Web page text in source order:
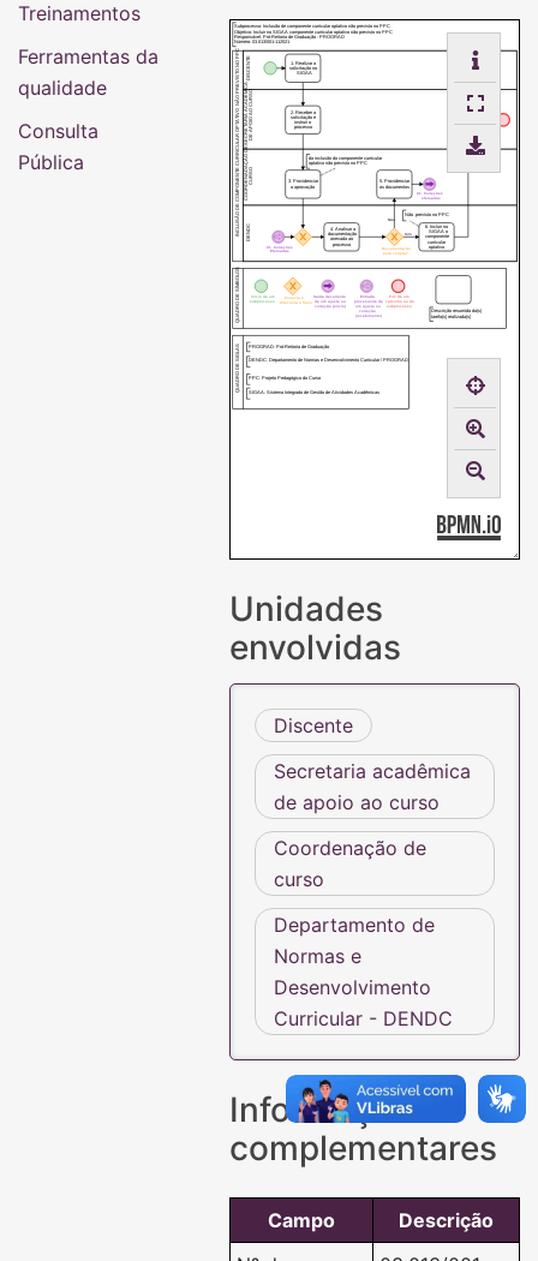
INCLUSÃO DE COMPONENTE CURRICULAR OPTATIVO NÃO PREVISTO NO PPC DISCENTE
SECRETARIA ACADÊMICADE APOIO AO CURSO
COORDENADAÇÃO DECURSO
DENDC 4. Analisar a
documentação
anexada ao
processo
Documentação
está correta?
5. Providenciar
os documentos
6. Incluir no
SIGAA o
componente
curricular
optativo
01. Correções
efetuadas
3. Providenciar
a aprovação
1. Realizar a
solicitação no
SIGAA
2. Receber a
solicitação e
instruir o
processo
01. Correções
Efetuadas
Não previsto no PPC
da inclusão do componente curricular
optativo não previsto no PPC
Sim
Não
QUADRO DE SÍMBOLOS Conecta e
direciona o fluxo
Início de um
subprocesso
Saída decorrente
de um ajuste ou
correção (envio)
Entrada
proveniente de
um ajuste ou
correção
(recebimento)
Fim de um
caminho ou do
subprocesso
Descrição resumida da(s)
tarefa(s) realizada(s)
QUADRO DE SIGLAS PROGRAD: Pró-Reitoria de Graduação
DENDC: Departamento de Normas e Desenvolvimento Curricular / PROGRAD
PPC: Projeto Pedagógico do Curso
SIGAA: Sistema Integrado de Gestão de Atividades Acadêmicas
Subprocesso: Inclusão de componente curricular optativo não previsto no PPC
Objetivo: Incluir no SIGAA componente curricular optativo não previsto no PPC
Responsável: Pró-Reitoria de Graduação - PROGRAD
Número: 03.013/001-112021
Unidades
envolvidas
Discente
Secretaria acadêmica
de apoio ao curso
Coordenação de
curso
Departamento de
Normas e
Desenvolvimento
Curricular - DENDC
Informações
complementares
Campo
Descrição
Treinamentos
Ferramentas da
qualidade
Consulta
Pública